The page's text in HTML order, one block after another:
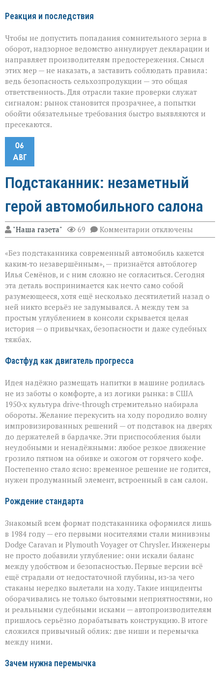
Реакция и последствия
Чтобы не допустить попадания сомнительного зерна в
оборот, надзорное ведомство аннулирует декларации и
направляет производителям предостережения. Смысл
этих мер — не наказать, а заставить соблюдать правила:
ведь безопасность сельхозпродукции — это общая
ответственность. Для отрасли такие проверки служат
сигналом: рынок становится прозрачнее, а попытки
обойти обязательные требования быстро выявляются и
пресекаются.
06
АВГ
Подстаканник: незаметный
герой автомобильного салона
"Наша газета" 69 Комментарии к
записи
незаметный
герой
автомобильного
салона
отключены
«Без подстаканника современный автомобиль кажется
каким‑то незавершённым», — признаётся автоблогер
Илья Семёнов, и с ним сложно не согласиться. Сегодня
эта деталь воспринимается как нечто само собой
разумеющееся, хотя ещё несколько десятилетий назад о
ней никто всерьёз не задумывался. А между тем за
простым углублением в консоли скрывается целая
история — о привычках, безопасности и даже судебных
тяжбах.
Фастфуд как двигатель прогресса
Идея надёжно размещать напитки в машине родилась
не из заботы о комфорте, а из логики рынка: в США
1950‑х культура drive‑through стремительно набирала
обороты. Желание перекусить на ходу породило волну
импровизированных решений — от подставок на дверях
до держателей в бардачке. Эти приспособления были
неудобными и ненадёжными: любое резкое движение
грозило пятном на обивке и ожогом от горячего кофе.
Постепенно стало ясно: временное решение не годится,
нужен продуманный элемент, встроенный в сам салон.
Рождение стандарта
Знакомый всем формат подстаканника оформился лишь
в 1984 году — его первыми носителями стали минивэны
Dodge Caravan и Plymouth Voyager от Chrysler. Инженеры
не просто добавили углубление: они искали баланс
между удобством и безопасностью. Первые версии всё
ещё страдали от недостаточной глубины, из‑за чего
стаканы нередко вылетали на ходу. Такие инциденты
оборачивались не только бытовыми неприятностями, но
и реальными судебными исками — автопроизводителям
пришлось серьёзно дорабатывать конструкцию. В итоге
сложился привычный облик: две ниши и перемычка
между ними.
Зачем нужна перемычка